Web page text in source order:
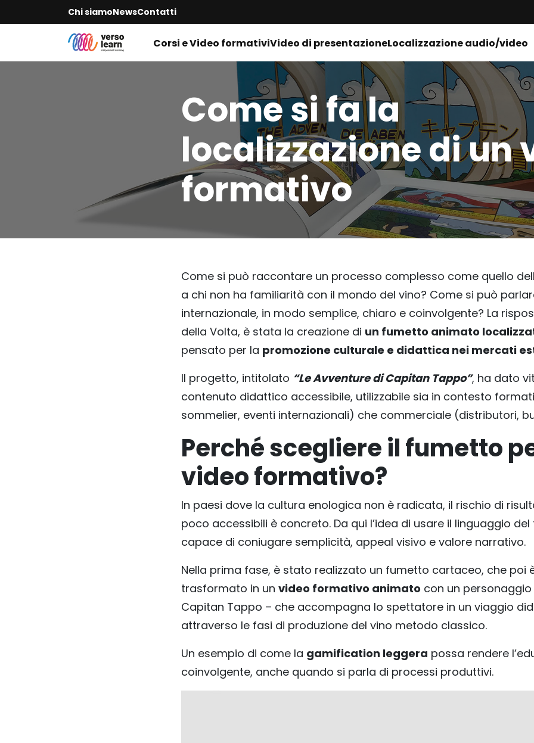
Chi siamoNewsContatti
Corsi e Video formativiVideo di presentazioneLocalizzazione audio/video
Come si fa la
localizzazione di un
formativo
Come si può raccontare un processo complesso come quello
a chi non ha familiarità con il mondo del vino? Come si può
internazionale, in modo semplice, chiaro e coinvolgente? La
della Volta, è stata la creazione di un fumetto animato
pensato per la promozione culturale e didattica nei mercati
Il progetto, intitolato “Le Avventure di Capitan Tappo”, ha dato
contenuto didattico accessibile, utilizzabile sia in contesto
sommelier, eventi internazionali) che commerciale (distributori,
Perché scegliere il fumetto
video formativo?
In paesi dove la cultura enologica non è radicata, il rischio di
poco accessibili è concreto. Da qui l’idea di usare il linguaggio
capace di coniugare semplicità, appeal visivo e valore narrativo.
Nella prima fase, è stato realizzato un fumetto cartaceo, che poi
trasformato in un video formativo animato con un
Capitan Tappo – che accompagna lo spettatore in un viaggio
attraverso le fasi di produzione del vino metodo classico.
Un esempio di come la gamification leggera possa rendere
coinvolgente, anche quando si parla di processi produttivi.